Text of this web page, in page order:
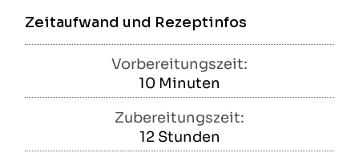
Zeitaufwand und Rezeptinfos
Vorbereitungszeit:
10 Minuten
Minuten
Zubereitungszeit:
12Stunden
Stunden